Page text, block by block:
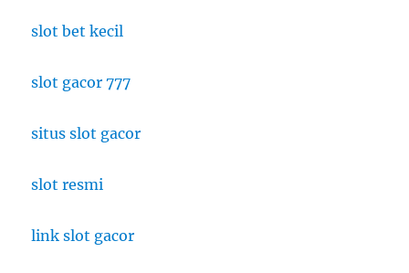
slot bet kecil
slot gacor 777
situs slot gacor
slot resmi
link slot gacor